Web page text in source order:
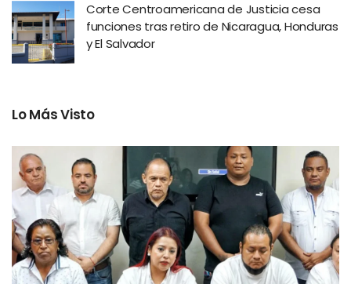
Corte Centroamericana de Justicia cesa
funciones tras retiro de Nicaragua, Honduras
y El Salvador
Lo Más Visto